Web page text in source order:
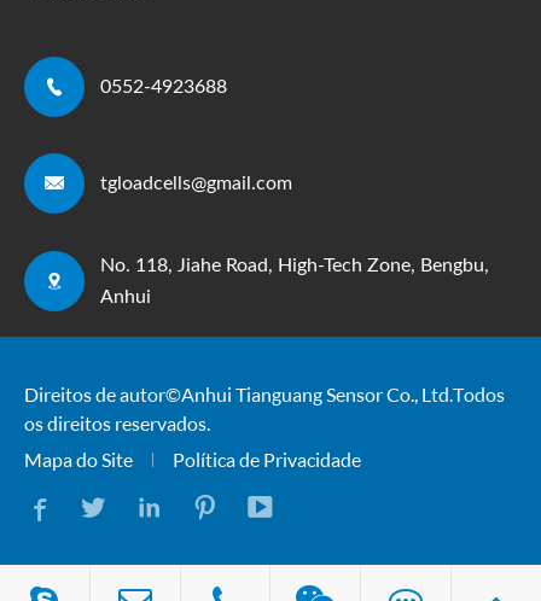
 0552-4923688
 tgloadcells@gmail.com

No. 118, Jiahe Road, High-Tech Zone, Bengbu,
Anhui
Direitos de autor ©Anhui Tianguang Sensor Co., Ltd.Todos
os direitos reservados.
Mapa do Site
Política de Privacidade
    